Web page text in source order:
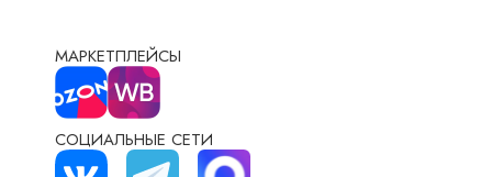
МАРКЕТПЛЕЙСЫ
СОЦИАЛЬНЫЕ СЕТИ